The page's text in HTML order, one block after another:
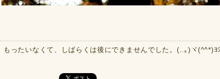
もったいなくて、しばらくは後にできませんでした。(..｡)ヾ(^^*)ﾖ